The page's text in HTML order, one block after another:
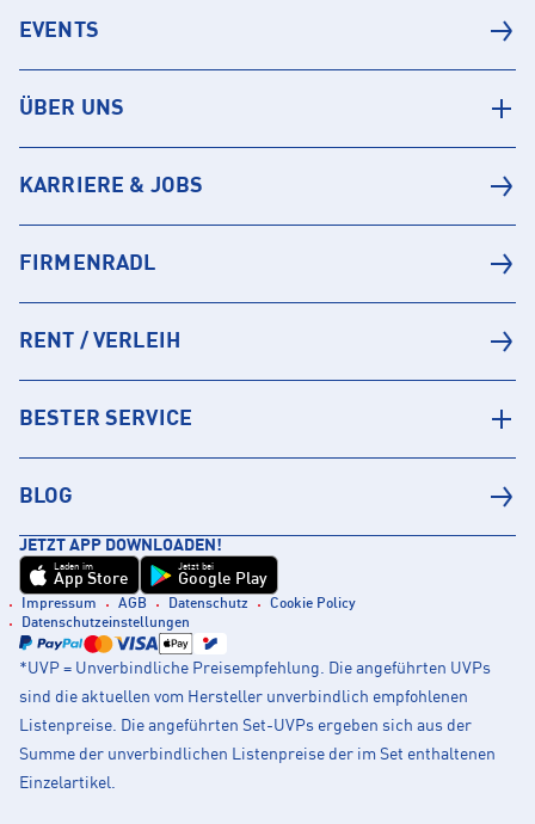
EVENTS
ÜBER UNS
KARRIERE & JOBS
FIRMENRADL
RENT / VERLEIH
BESTER SERVICE
BLOG
JETZT APP DOWNLOADEN!
Laden im
App Store
Jetzt bei
Google Play
Impressum AGB Datenschutz
Cookie Policy
Datenschutzeinstellungen
*UVP = Unverbindliche Preisempfehlung. Die angeführten UVPs
sind die aktuellen vom Hersteller unverbindlich empfohlenen
Listenpreise. Die angeführten Set-UVPs ergeben sich aus der
Summe der unverbindlichen Listenpreise der im Set enthaltenen
Einzelartikel.